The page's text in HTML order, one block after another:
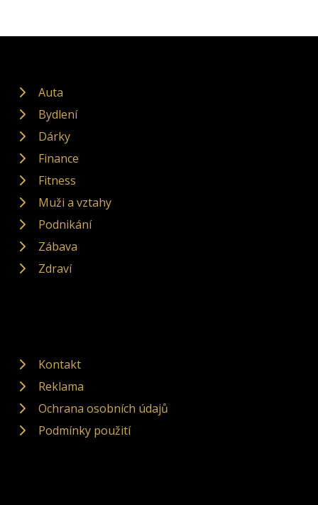
Auta
Bydlení
Dárky
Finance
Fitness
Muži a vztahy
Podnikání
Zábava
Zdraví
Kontakt
Reklama
Ochrana osobních údajů
Podmínky použití